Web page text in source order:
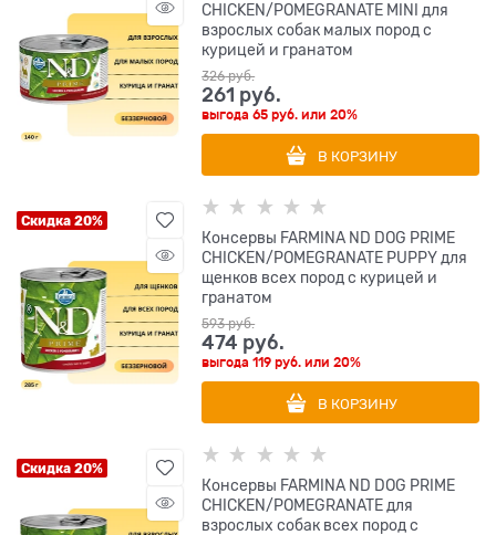
CHICKEN/POMEGRANATE MINI для
взрослых собак малых пород с
курицей и гранатом
326 руб.
261 руб.
выгода65 руб. или20%
В КОРЗИНУ
Скидка 20%
Консервы FARMINA ND DOG PRIME
CHICKEN/POMEGRANATE PUPPY для
щенков всех пород с курицей и
гранатом
593 руб.
474 руб.
выгода119 руб. или20%
В КОРЗИНУ
Скидка 20%
Консервы FARMINA ND DOG PRIME
CHICKEN/POMEGRANATE для
взрослых собак всех пород с